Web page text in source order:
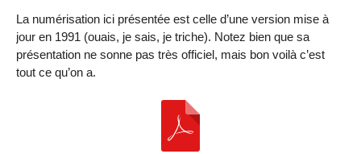
La numérisation ici présentée est celle d’une version mise à
jour en 1991 (ouais, je sais, je triche). Notez bien que sa
présentation ne sonne pas très officiel, mais bon voilà c’est
tout ce qu’on a.